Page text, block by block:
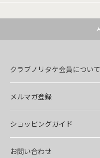
クラブノリタケ会員について
メルマガ登録
ショッピングガイド
お問い合わせ